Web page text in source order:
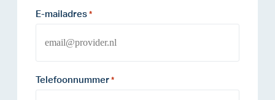
E-mailadres *
Telefoonnummer *